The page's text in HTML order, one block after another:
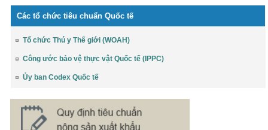
Các tổ chức tiêu chuẩn Quốc tế
Tổ chức Thú y Thế giới (WOAH)
Công ước bảo vệ thực vật Quốc tế (IPPC)
Ủy ban Codex Quốc tế